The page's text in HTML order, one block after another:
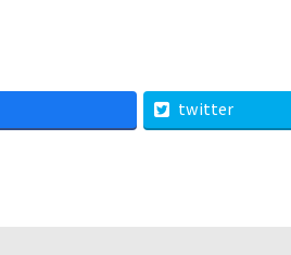
twitter